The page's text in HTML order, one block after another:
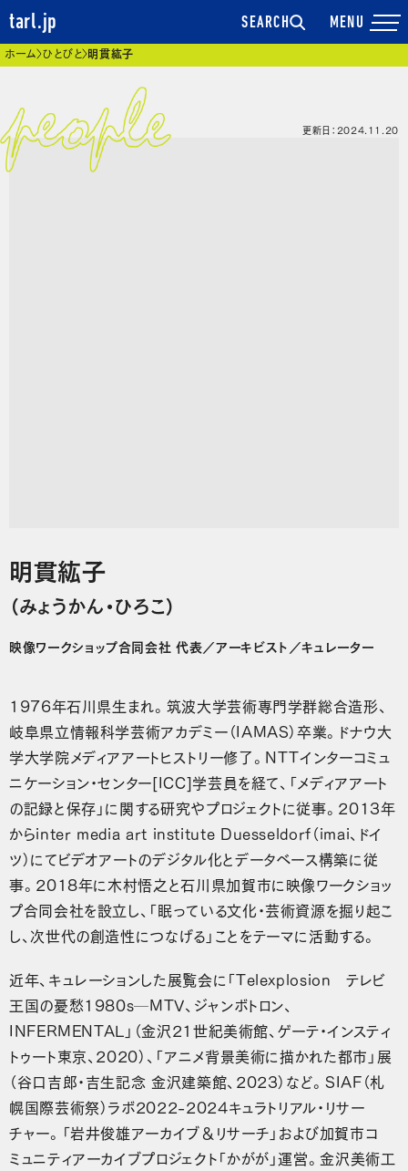
tarl.jp SEARCH
現在位置
ホーム ひとびと 明貫紘子
明貫紘子
（みょうかん・ひろこ）
映像ワークショップ合同会社 代表／アーキビスト／キュレーター
更新日：2024.11.20
1976年石川県生まれ。筑波大学芸術専門学群総合造形、
岐阜県立情報科学芸術アカデミー（IAMAS）卒業。ドナウ大
学大学院メディアアートヒストリー修了。NTTインターコミュ
ニケーション・センター[ICC]学芸員を経て、「メディアアート
の記録と保存」に関する研究やプロジェクトに従事。2013年
からinter media art institute Duesseldorf（imai、ドイ
ツ）にてビデオアートのデジタル化とデータベース構築に従
事。2018年に木村悟之と石川県加賀市に映像ワークショッ
プ合同会社を設立し、「眠っている文化・芸術資源を掘り起こ
し、次世代の創造性につなげる」ことをテーマに活動する。
近年、キュレーションした展覧会に「Telexplosion テレビ
王国の憂愁1980s─MTV、ジャンボトロン、
INFERMENTAL」（金沢21世紀美術館、ゲーテ・インスティ
トゥート東京、2020）、「アニメ背景美術に描かれた都市」展
（谷口吉郎・吉生記念 金沢建築館、2023）など。SIAF（札
幌国際芸術祭）ラボ2022-2024キュラトリアル・リサー
チャー。「岩井俊雄アーカイブ＆リサーチ」および加賀市コ
ミュニティアーカイブプロジェクト「かがが」運営。金沢美術工